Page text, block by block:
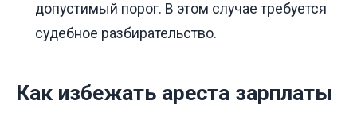
допустимый порог. В этом случае требуется
судебное разбирательство.
Как избежать ареста зарплаты